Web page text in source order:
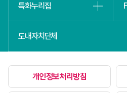
특화누리집
도내자치단체
개인정보처리방침